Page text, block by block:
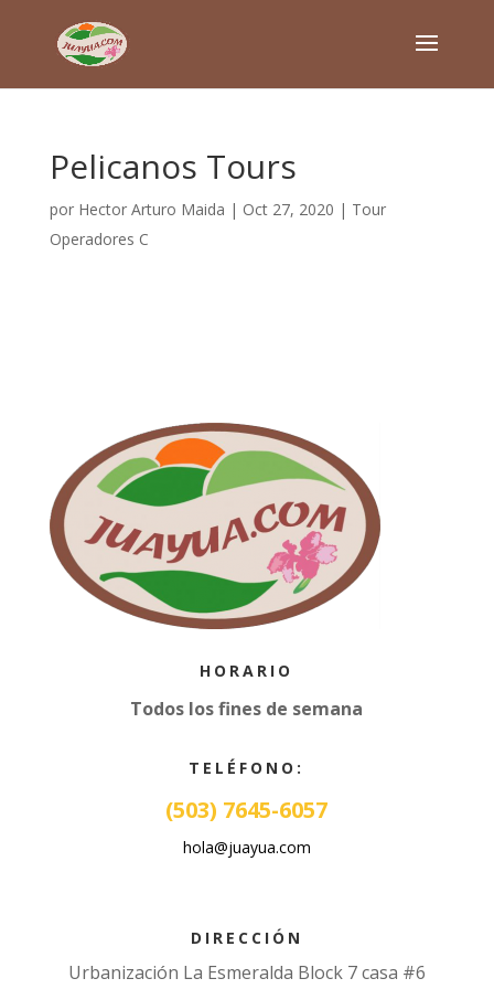
Pelicanos Tours
por Hector Arturo Maida | Oct 27, 2020 | Tour
Operadores C
HORARIO
Todos los fines de semana
TELÉFONO:
(503) 7645-6057
hola@juayua.com
DIRECCIÓN
Urbanización La Esmeralda Block 7 casa #6